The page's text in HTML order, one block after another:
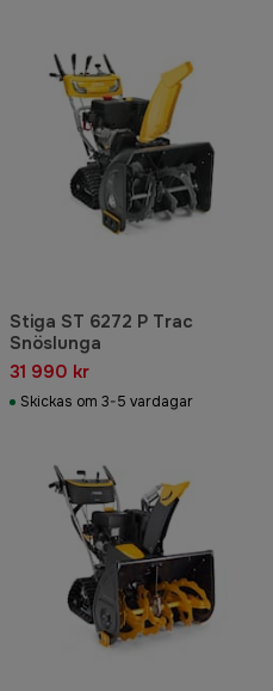
Stiga ST 6272 P Trac
Snöslunga
31 990 kr
Skickas om 3-5 vardagar